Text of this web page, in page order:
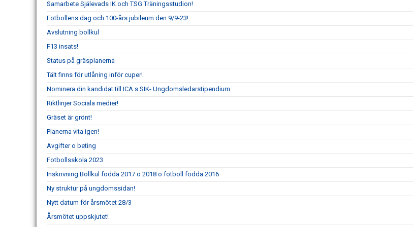
Samarbete Själevads IK och TSG Träningsstudion!
Fotbollens dag och 100-års jubileum den 9/9-23!
Avslutning bollkul
F13 insats!
Status på gräsplanerna
Tält finns för utlåning inför cuper!
Nominera din kandidat till ICA:s SIK- Ungdomsledarstipendium
Riktlinjer Sociala medier!
Gräset är grönt!
Planerna vita igen!
Avgifter o beting
Fotbollsskola 2023
Inskrivning Bollkul födda 2017 o 2018 o fotboll födda 2016
Ny struktur på ungdomssidan!
Nytt datum för årsmötet 28/3
Årsmötet uppskjutet!